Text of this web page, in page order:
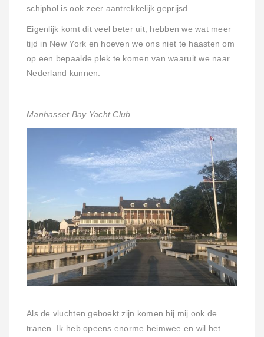
schiphol is ook zeer aantrekkelijk geprijsd.
Eigenlijk komt dit veel beter uit, hebben we wat meer
tijd in New York en hoeven we ons niet te haasten om
op een bepaalde plek te komen van waaruit we naar
Nederland kunnen.
Manhasset Bay Yacht Club
Als de vluchten geboekt zijn komen bij mij ook de
tranen. Ik heb opeens enorme heimwee en wil het